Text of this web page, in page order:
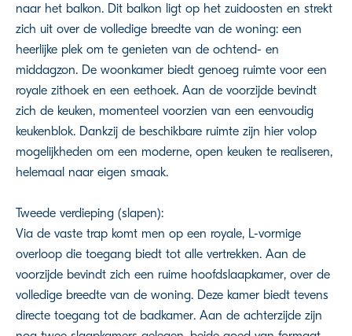
naar het balkon. Dit balkon ligt op het zuidoosten en strekt
zich uit over de volledige breedte van de woning: een
heerlijke plek om te genieten van de ochtend- en
middagzon. De woonkamer biedt genoeg ruimte voor een
royale zithoek en een eethoek. Aan de voorzijde bevindt
zich de keuken, momenteel voorzien van een eenvoudig
keukenblok. Dankzij de beschikbare ruimte zijn hier volop
mogelijkheden om een moderne, open keuken te realiseren,
helemaal naar eigen smaak.
Tweede verdieping (slapen):
Via de vaste trap komt men op een royale, L-vormige
overloop die toegang biedt tot alle vertrekken. Aan de
voorzijde bevindt zich een ruime hoofdslaapkamer, over de
volledige breedte van de woning. Deze kamer biedt tevens
directe toegang tot de badkamer. Aan de achterzijde zijn